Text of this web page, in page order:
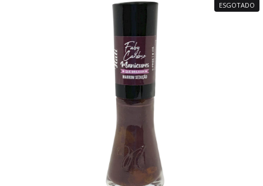
ESGOTADO